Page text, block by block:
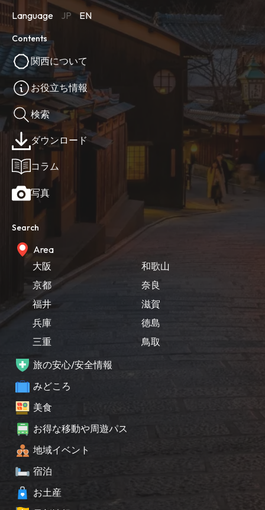
Language JP EN
Contents
関西について
お役立ち情報
検索
ダウンロード
コラム
写真
Search
Area
大阪
京都
福井
兵庫
三重
和歌山
奈良
滋賀
徳島
鳥取
旅の安心/安全情報
みどころ
美食
お得な移動や周遊パス
地域イベント
宿泊
お土産